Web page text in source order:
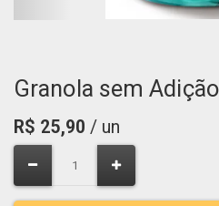
Granola sem
R$ 25,90 / un